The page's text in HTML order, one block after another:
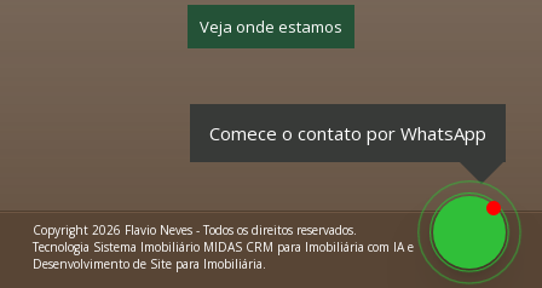
Veja onde estamos
Comece o contato por WhatsApp
Copyright 2026 Flavio Neves - Todos os direitos reservados.
Tecnologia Sistema Imobiliário MIDAS CRM para Imobiliária com IAe
Desenvolvimento de Site para Imobiliária.